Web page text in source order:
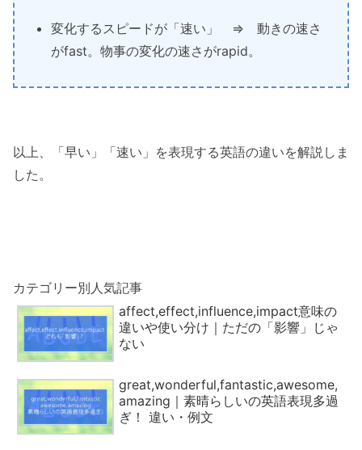
変化するスピードが「速い」 ⇒ 動きの速さ
がfast。物事の変化の速さがrapid。
以上、「早い」「速い」を表現する英語の違いを解説しま
した。
カテゴリー別人気記事
affect,effect,influence,impact意味の
違いや使い分け｜ただの「影響」じゃ
ない
great,wonderful,fantastic,awesome,
amazing｜素晴らしいの英語表現多過
ぎ！ 違い・例文